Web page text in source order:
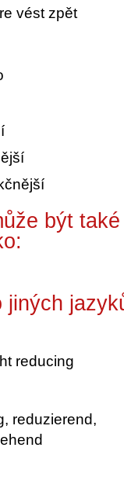
vést zpět
být
jiných
reducing
reduzierend,